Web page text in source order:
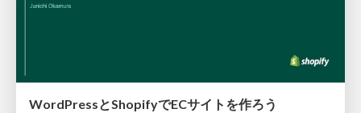
WordPressとShopifyでECサイトを作ろう